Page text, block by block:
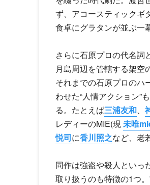
ず、アコースティックギ
食卓にグラタンが並ぶ一
さらに石原プロの代名詞
月島周辺を管轄する架空
それまでの石原プロのハ
わせた“人情アクション”
る。たとえば三浦友和、
レディーのMIE(現未唯
悦司に香川照之など、老
同作は強盗や殺人といっ
取り扱うのも特徴の1つ